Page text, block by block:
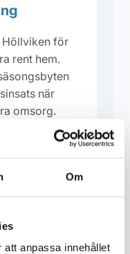
Om
att anpassa innehållet
för
rent hem.
när
omsorg.